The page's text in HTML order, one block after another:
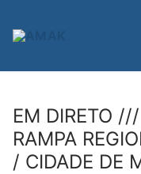
para
EM DIRETO
RAMPA
/ CIDADE DE